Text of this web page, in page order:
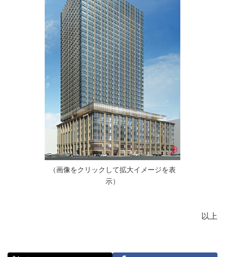
（画像をクリックして拡大イメージを表
示）
以上